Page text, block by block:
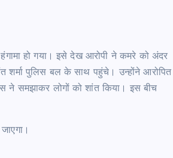
हो गया। इसे देख आरोपी ने कमरे को अंदर
शर्मा पुलिस बल के साथ पहुंचे। उन्होंने आरोपित
ने समझाकर लोगों को शांत किया। इस बीच